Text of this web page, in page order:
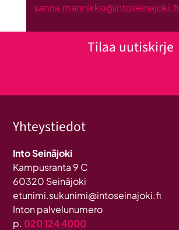
sanna.mannikko@intoseinajoki.fi
Tilaa uutiskirje
Yhteystiedot
Into Seinäjoki
Kampusranta 9 C
60320 Seinäjoki
etunimi.sukunimi@intoseinajoki.fi
Inton palvelunumero
p. 020 124 4000